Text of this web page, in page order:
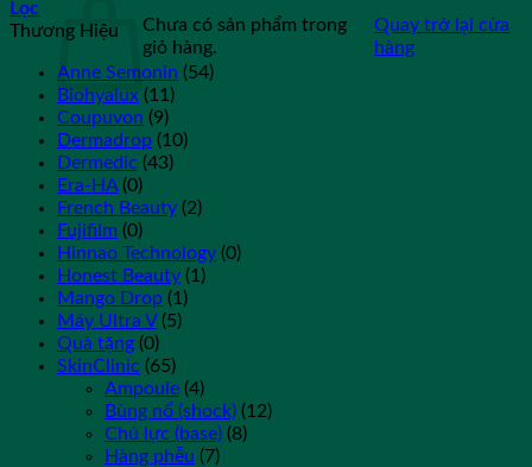
Chưa có sản phẩm trong
giỏ hàng.
Quay trở lại cửa
hàng
Lọc
Thương Hiệu
Anne Semonin (54)
Biohyalux (11)
Coupuvon (9)
Dermadrop (10)
Dermedic (43)
Era-HA (0)
French Beauty (2)
Fujifilm (0)
Hinnao Technology (0)
Honest Beauty (1)
Mango Drop (1)
Máy Ultra V (5)
Quà tặng (0)
SkinClinic (65)
Ampoule (4)
Bùng nổ (shock) (12)
Chủ lực (base) (8)
Hàng phễu (7)